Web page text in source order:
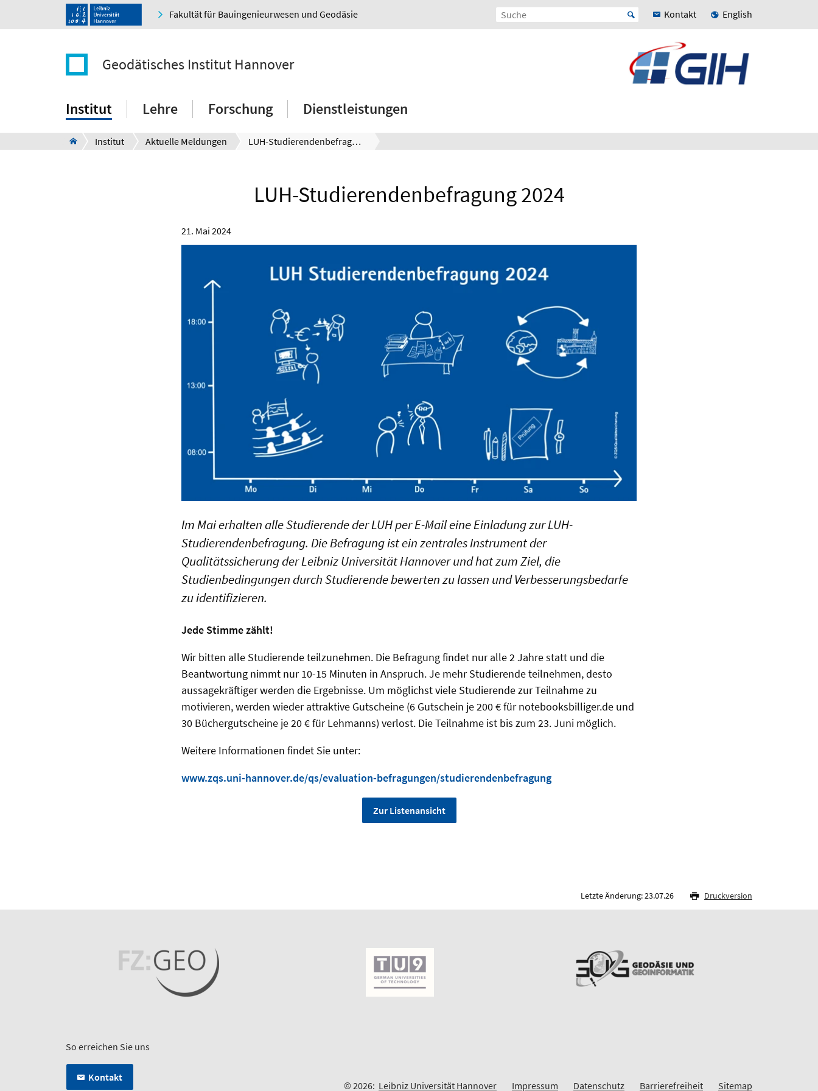
Fakultät für Bauingenieurwesen und Geodäsie Kontakt English
Geodätisches Institut Hannover
Institut Lehre Forschung Dienstleistungen
Institut Aktuelle Meldungen LUH-Studierendenbefragung 2024
LUH-Studierendenbefragung 2024
21. Mai 2024
Im Mai erhalten alle Studierende der LUH per E-Mail eine Einladung zur LUH-
Studierendenbefragung. Die Befragung ist ein zentrales Instrument der
Qualitätssicherung der Leibniz Universität Hannover und hat zum Ziel, die
Studienbedingungen durch Studierende bewerten zu lassen und Verbesserungsbedarfe
zu identifizieren.
Jede Stimme zählt!
Wir bitten alle Studierende teilzunehmen. Die Befragung findet nur alle 2 Jahre statt und die
Beantwortung nimmt nur 10-15 Minuten in Anspruch. Je mehr Studierende teilnehmen, desto
aussagekräftiger werden die Ergebnisse. Um möglichst viele Studierende zur Teilnahme zu
motivieren, werden wieder attraktive Gutscheine (6 Gutschein je 200 € für notebooksbilliger.de und
30 Büchergutscheine je 20 € für Lehmanns) verlost. Die Teilnahme ist bis zum 23. Juni möglich.
Weitere Informationen findet Sie unter:
www.zqs.uni-hannover.de/qs/evaluation-befragungen/studierendenbefragung
Zur Listenansicht
Letzte Änderung: 23.07.26 Druckversion
So erreichen Sie uns
Kontakt
© 2026: Leibniz Universität Hannover Impressum Datenschutz Barrierefreiheit Sitemap